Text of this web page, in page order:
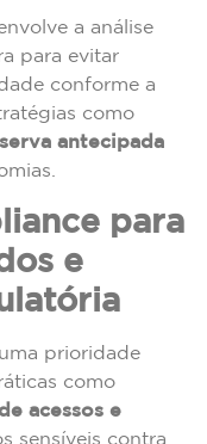
a análise
para evitar
conforme a
como
antecipada
para
e
prioridade
como
acessos e
sensíveis contra